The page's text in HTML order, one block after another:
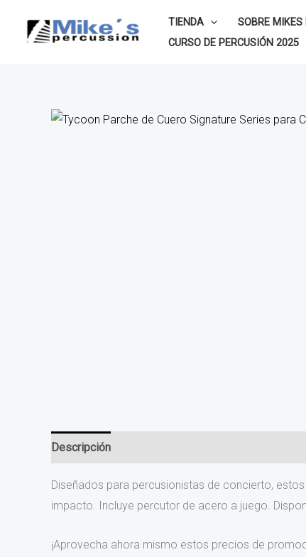
TIENDA SOBRE MIKES
CURSO DE PERCUSIÓN 2025
Descripción
Diseñados para percusionistas de concierto,
impacto. Incluye percutor de acero a juego.
¡Aprovecha ahora mismo estos precios de